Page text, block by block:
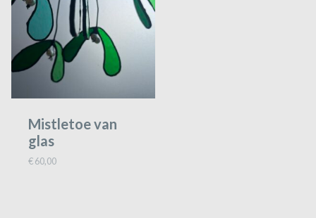
Mistletoe van
glas
€60,00